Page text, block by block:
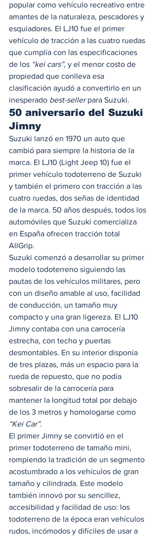
popular como vehículo recreativo entre
amantes de la naturaleza, pescadores y
esquiadores. El LJ10 fue el primer
vehículo de tracción a las cuatro ruedas
que cumplía con las especificaciones
de los “kei cars”, y el menor costo de
propiedad que conlleva esa
clasificación ayudó a convertirlo en un
inesperado best-seller para Suzuki.
50 aniversario del Suzuki
Jimny
Suzuki lanzó en 1970 un auto que
cambió para siempre la historia de la
marca. El LJ10 (Light Jeep 10) fue el
primer vehículo todoterreno de Suzuki
y también el primero con tracción a las
cuatro ruedas, dos señas de identidad
de la marca. 50 años después, todos los
automóviles que Suzuki comercializa
en España ofrecen tracción total
AllGrip.
Suzuki comenzó a desarrollar su primer
modelo todoterreno siguiendo las
pautas de los vehículos militares, pero
con un diseño amable al uso, facilidad
de conducción, un tamaño muy
compacto y una gran ligereza. El LJ10
Jimny contaba con una carrocería
estrecha, con techo y puertas
desmontables. En su interior disponía
de tres plazas, más un espacio para la
rueda de repuesto, que no podía
sobresalir de la carrocería para
mantener la longitud total por debajo
de los 3 metros y homologarse como
“Kei Car”.
El primer Jimny se convirtió en el
primer todoterreno de tamaño mini,
rompiendo la tradición de un segmento
acostumbrado a los vehículos de gran
tamaño y cilindrada. Este modelo
también innovó por su sencillez,
accesibilidad y facilidad de uso: los
todoterreno de la época eran vehículos
rudos, incómodos y difíciles de usar a